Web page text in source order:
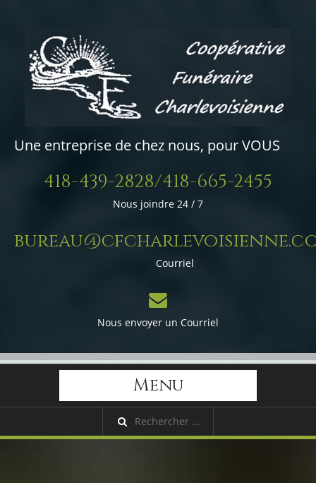
Une entreprise de chez nous, pour VOUS
418-439-2828/418-665-2455
Nous joindre 24 / 7
Courriel
Nous envoyer un Courriel
Menu